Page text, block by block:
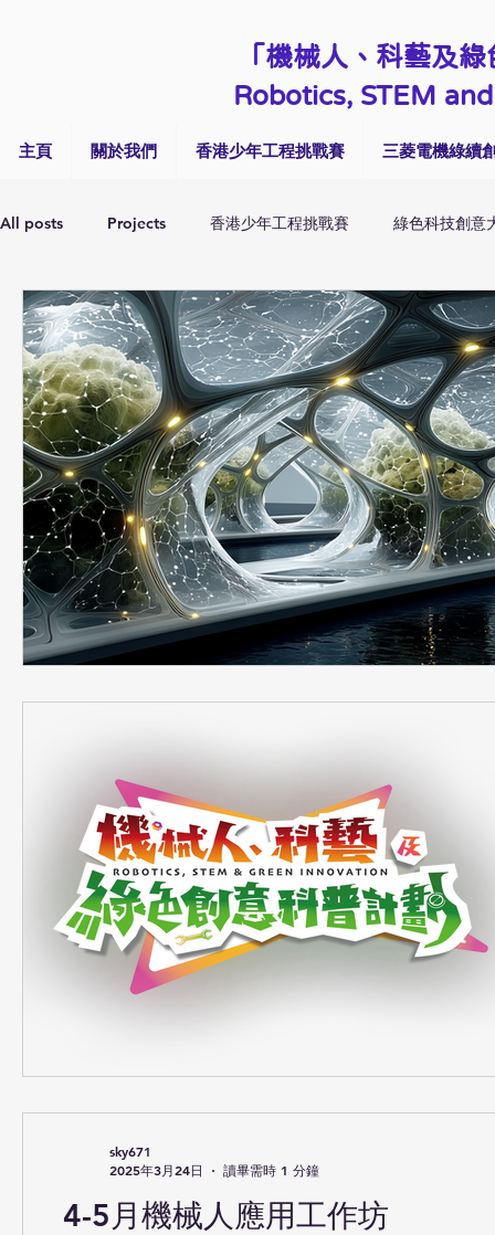
「機械人、科藝及
Robotics, STEM
主頁 關於我們 香港少年工程挑戰賽 三菱電機綠續
All posts Projects 香港少年工程挑戰賽 綠色科技創意
Talk & Seminar
4-5月機械人應用工作坊
sky671
2025年3月24日
讀畢需時 1 分鐘